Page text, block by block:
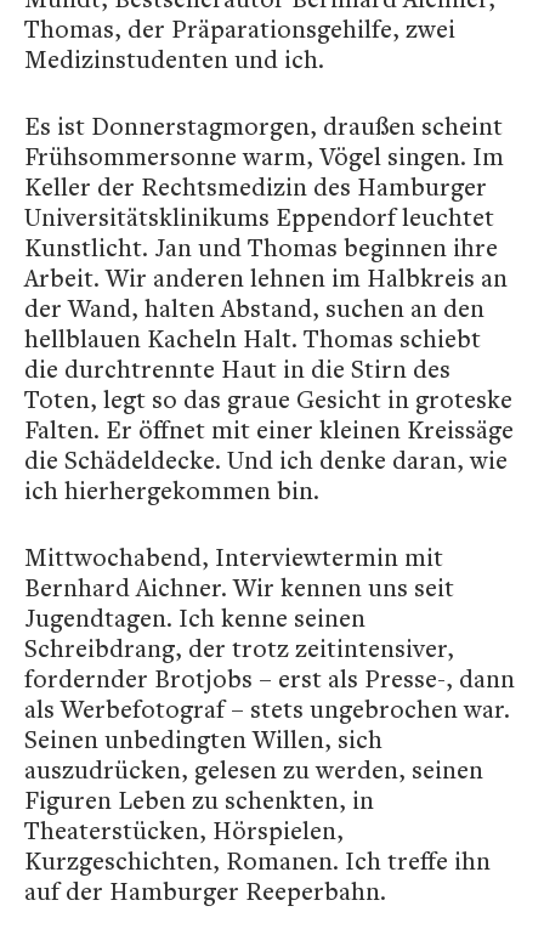
Thomas, der Präparationsgehilfe, zwei
Medizinstudenten und ich.
Es ist Donnerstagmorgen, draußen scheint
Frühsommersonne warm, Vögel singen. Im
Keller der Rechtsmedizin des Hamburger
Universitätsklinikums Eppendorf leuchtet
Kunstlicht. Jan und Thomas beginnen ihre
Arbeit. Wir anderen lehnen im Halbkreis an
der Wand, halten Abstand, suchen an den
hellblauen Kacheln Halt. Thomas schiebt
die durchtrennte Haut in die Stirn des
Toten, legt so das graue Gesicht in groteske
Falten. Er öffnet mit einer kleinen Kreissäge
die Schädeldecke. Und ich denke daran, wie
ich hierhergekommen bin.
Mittwochabend, Interviewtermin mit
Bernhard Aichner. Wir kennen uns seit
Jugendtagen. Ich kenne seinen
Schreibdrang, der trotz zeitintensiver,
fordernder Brotjobs – erst als Presse-, dann
als Werbefotograf – stets ungebrochen war.
Seinen unbedingten Willen, sich
auszudrücken, gelesen zu werden, seinen
Figuren Leben zu schenkten, in
Theaterstücken, Hörspielen,
Kurzgeschichten, Romanen. Ich treffe ihn
auf der Hamburger Reeperbahn.